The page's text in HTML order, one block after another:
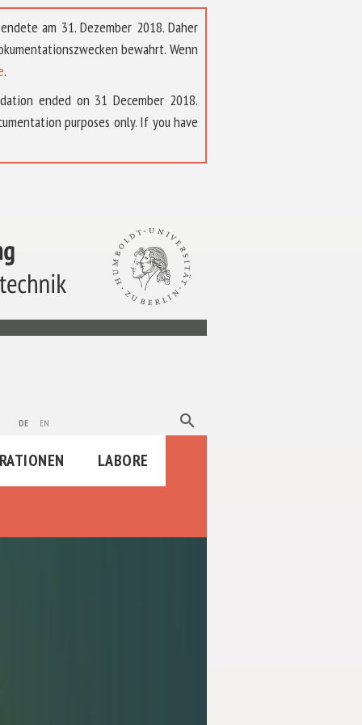
am 31. Dezember 2018. Daher
bewahrt. Wenn
.
ended on 31 December 2018.
purposes only. If you have
de en search
LABORE